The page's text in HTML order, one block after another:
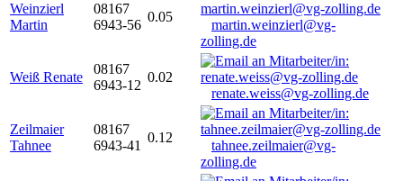
Weinzierl
Martin
08167
6943-56
0.05
martin.weinzierl@vg-
zolling.de
Weiß Renate
08167
6943-12
0.02
renate.weiss@vg-zolling.de
Zeilmaier
Tahnee
08167
6943-41
0.12
tahnee.zeilmaier@vg-
zolling.de